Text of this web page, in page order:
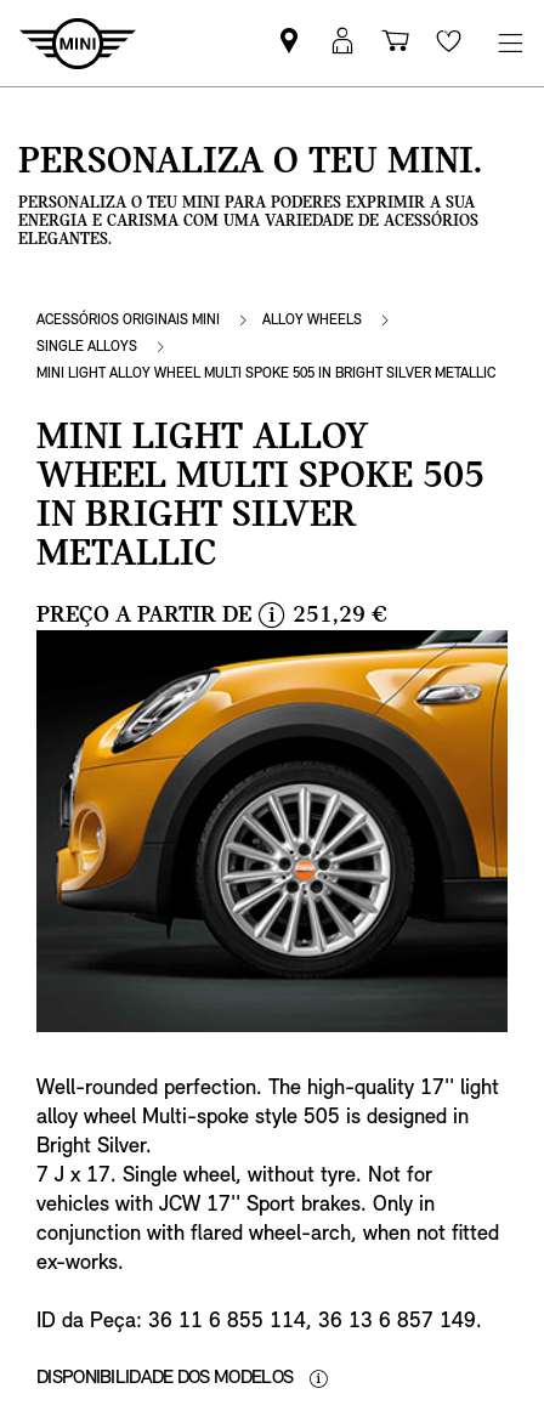
Pesquisar
parceiro
Iniciar
sessão
Carrinho
de
Wishlist
PERSONALIZA O TEU MINI.
PERSONALIZA O TEU MINI PARA PODERES EXPRIMIR A SUA
ENERGIA E CARISMA COM UMA VARIEDADE DE ACESSÓRIOS
ELEGANTES.
ACESSÓRIOS ORIGINAIS MINI
ALLOY WHEELS
SINGLE ALLOYS
MINI LIGHT ALLOY WHEEL MULTI SPOKE 505 IN BRIGHT SILVER METALLIC
MINI LIGHT ALLOY
WHEEL MULTI SPOKE 505
IN BRIGHT SILVER
METALLIC
PREÇO A PARTIR DE
n
f
o
251,29 €
Well-rounded perfection. The high-quality 17'' light
alloy wheel Multi-spoke style 505 is designed in
Bright Silver.
7 J x 17. Single wheel, without tyre. Not for
vehicles with JCW 17'' Sport brakes. Only in
conjunction with flared wheel-arch, when not fitted
ex-works.
ID da Peça: 36 11 6 855 114, 36 13 6 857 149.
DISPONIBILIDADE DOS MODELOS